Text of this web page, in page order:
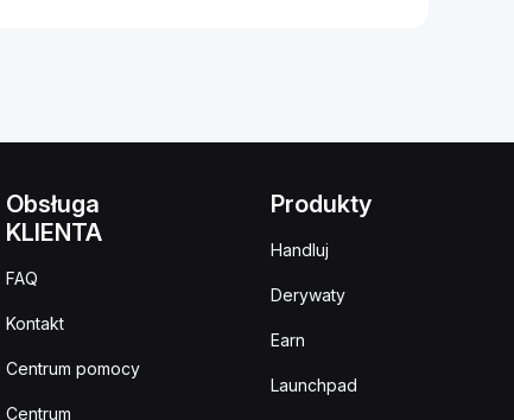
Obsługa
KLIENTA
FAQ
Kontakt
Centrum pomocy
Centrum
Produkty
Handluj
Derywaty
Earn
Launchpad